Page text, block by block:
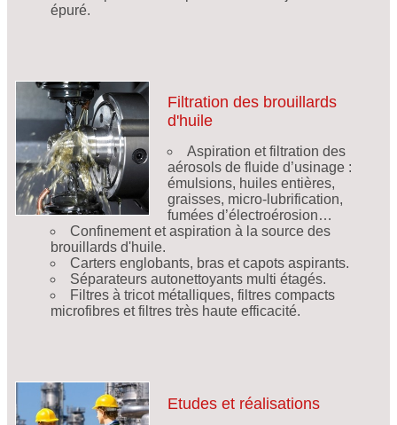
épuré.
Filtration des brouillards
d'huile
Aspiration et filtration des
aérosols de fluide d’usinage :
émulsions, huiles entières,
graisses, micro-lubrification,
fumées d’électroérosion…
Confinement et aspiration à la source des
brouillards d'huile.
Carters englobants, bras et capots aspirants.
Séparateurs autonettoyants multi étagés.
Filtres à tricot métalliques, filtres compacts
microfibres et filtres très haute efficacité.
Etudes et réalisations